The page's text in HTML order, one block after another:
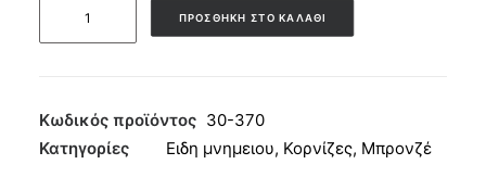
Βάση
Ν.Τ.
ΠΡΟΣΘΉΚΗ ΣΤΟ ΚΑΛΆΘΙ
Κωδικός προϊόντος 30-370
Κατηγορίες
Ειδη μνημειου, Κορνίζες, Μπρονζέ